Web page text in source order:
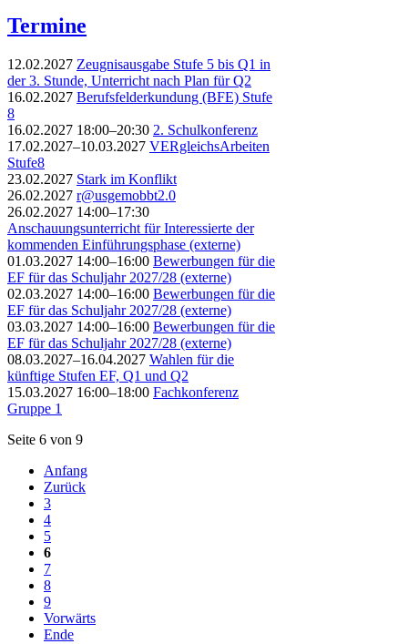
Termine
12.02.2027 Zeugnisausgabe Stufe 5 bis Q1 in
der 3. Stunde, Unterricht nach Plan für Q2
16.02.2027 Berufsfelderkundung (BFE) Stufe
8
16.02.2027 18:00–20:30 2. Schulkonferenz
17.02.2027–10.03.2027 VERgleichsArbeiten
Stufe8
23.02.2027 Stark im Konflikt
26.02.2027 r@usgemobbt2.0
26.02.2027 14:00–17:30
Anschauungsunterricht für Interessierte der
kommenden Einführungsphase (externe)
01.03.2027 14:00–16:00 Bewerbungen für die
EF für das Schuljahr 2027/28 (externe)
02.03.2027 14:00–16:00 Bewerbungen für die
EF für das Schuljahr 2027/28 (externe)
03.03.2027 14:00–16:00 Bewerbungen für die
EF für das Schuljahr 2027/28 (externe)
08.03.2027–16.04.2027 Wahlen für die
künftige Stufen EF, Q1 und Q2
15.03.2027 16:00–18:00 Fachkonferenz
Gruppe 1
Seite 6 von 9
Anfang
Zurück
3
4
5
6
7
8
9
Vorwärts
Ende